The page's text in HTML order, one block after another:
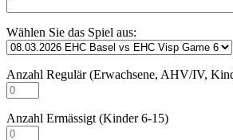
Wählen Sie das Spiel aus:
Anzahl Regulär (Erwachsene, AHV/IV,
Anzahl Ermässigt (Kinder 6-15)